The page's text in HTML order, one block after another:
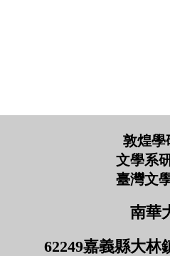
敦煌學
文學系
臺灣文
南華
62249嘉義縣大林